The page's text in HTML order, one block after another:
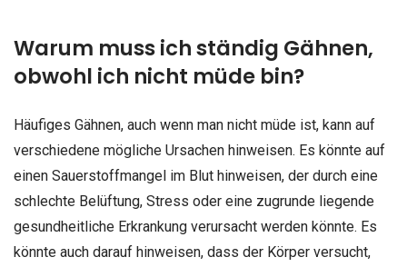
Warum muss ich ständig Gähnen,
obwohl ich nicht müde bin?
Häufiges Gähnen, auch wenn man nicht müde ist, kann auf
verschiedene mögliche Ursachen hinweisen. Es könnte auf
einen Sauerstoffmangel im Blut hinweisen, der durch eine
schlechte Belüftung, Stress oder eine zugrunde liegende
gesundheitliche Erkrankung verursacht werden könnte. Es
könnte auch darauf hinweisen, dass der Körper versucht,